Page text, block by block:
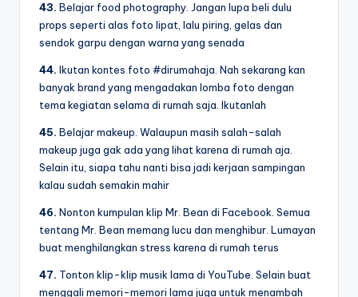
43. Belajar food photography. Jangan lupa beli dulu
props seperti alas foto lipat, lalu piring, gelas dan
sendok garpu dengan warna yang senada
44. Ikutan kontes foto #dirumahaja. Nah sekarang kan
banyak brand yang mengadakan lomba foto dengan
tema kegiatan selama di rumah saja. Ikutanlah
45. Belajar makeup. Walaupun masih salah-salah
makeup juga gak ada yang lihat karena di rumah aja.
Selain itu, siapa tahu nanti bisa jadi kerjaan sampingan
kalau sudah semakin mahir
46. Nonton kumpulan klip Mr. Bean di Facebook. Semua
tentang Mr. Bean memang lucu dan menghibur. Lumayan
buat menghilangkan stress karena di rumah terus
47. Tonton klip-klip musik lama di YouTube. Selain buat
menggali memori-memori lama juga untuk menambah